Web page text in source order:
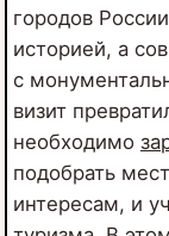
городов
историей, а
с
визит
необходимо
подобрать
интересам, и